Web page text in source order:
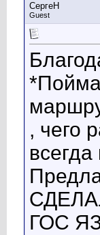
СергеН
Guest
, чего
ГОС